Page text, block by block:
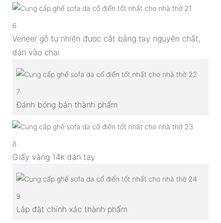
6
Veneer gỗ tự nhiên được cắt bằng tay nguyên chất,
dán vào chai
7
Đánh bóng bán thành phẩm
8
Giấy vàng 14k dán tay
9
Lắp đặt chính xác thành phẩm